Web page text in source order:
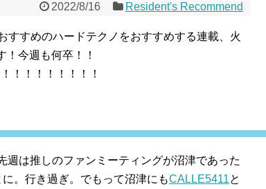
2022/8/16 Resident's Recommend
すすめのハードテクノをおすすめする連載、火
今週も何卒！！
！！！！！！！！
は推しのファンミーティングが沼津であった
。行き過ぎ。でもって沼津にもCALLE5411と